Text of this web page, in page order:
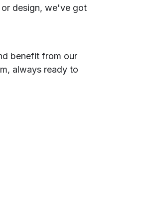
design, we've got
benefit from our
always ready to